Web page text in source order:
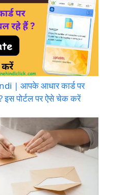
| आपके आधार कार्ड पर
इस पोर्टल पर ऐसे चेक करें